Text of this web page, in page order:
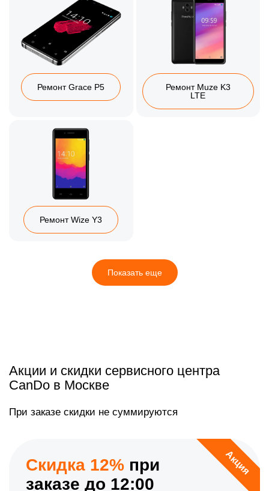
Ремонт Grace P5
Ремонт Muze K3
LTE
Ремонт Wize Y3
Показать еще
Акции и скидки сервисного центра
CanDo в Москве
При заказе скидки не суммируются
Акция
Скидка 12% при
заказе до 12:00